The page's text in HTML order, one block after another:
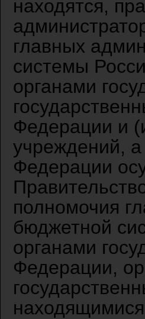
находятся,
главных
системы
органами
Федерации и
учреждений,
Федерации
полномочия
бюджетной
органами
Федерации,